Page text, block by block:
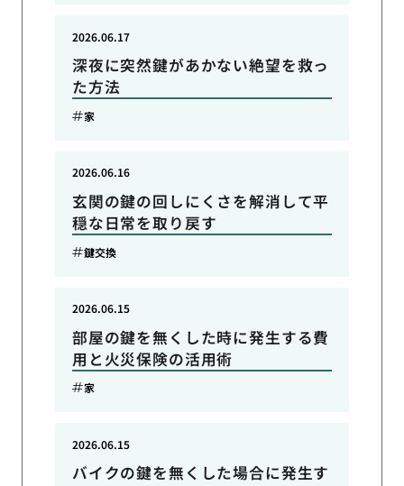
深夜に突然鍵があかない絶望を救っ
た方法
2026.06.17
家
玄関の鍵の回しにくさを解消して平
穏な日常を取り戻す
2026.06.16
鍵交換
部屋の鍵を無くした時に発生する費
用と火災保険の活用術
2026.06.15
家
バイクの鍵を無くした場合に発生す
2026.06.15